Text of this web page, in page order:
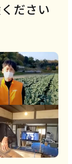
ださい